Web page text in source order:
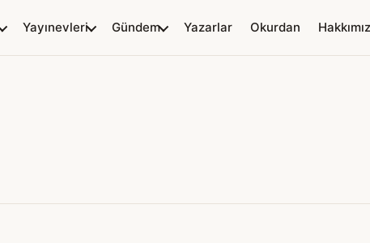
Yayınevleri Gündem Yazarlar Okurdan